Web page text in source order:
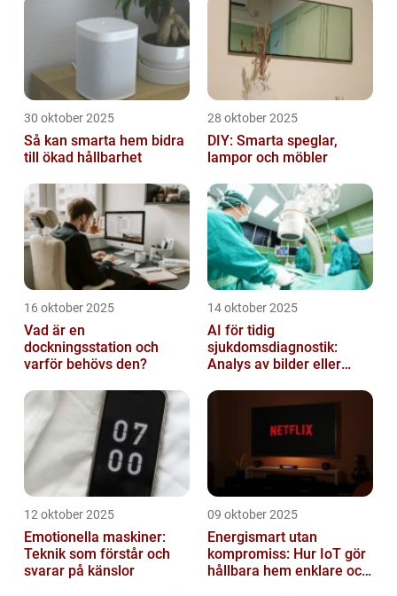
30 oktober 2025
Så kan smarta hem bidra
till ökad hållbarhet
28 oktober 2025
DIY: Smarta speglar,
lampor och möbler
16 oktober 2025
Vad är en
dockningsstation och
varför behövs den?
14 oktober 2025
AI för tidig
sjukdomsdiagnostik:
Analys av bilder eller
12 oktober 2025
Emotionella maskiner:
Teknik som förstår och
svarar på känslor
09 oktober 2025
Energismart utan
kompromiss: Hur IoT gör
hållbara hem enklare och